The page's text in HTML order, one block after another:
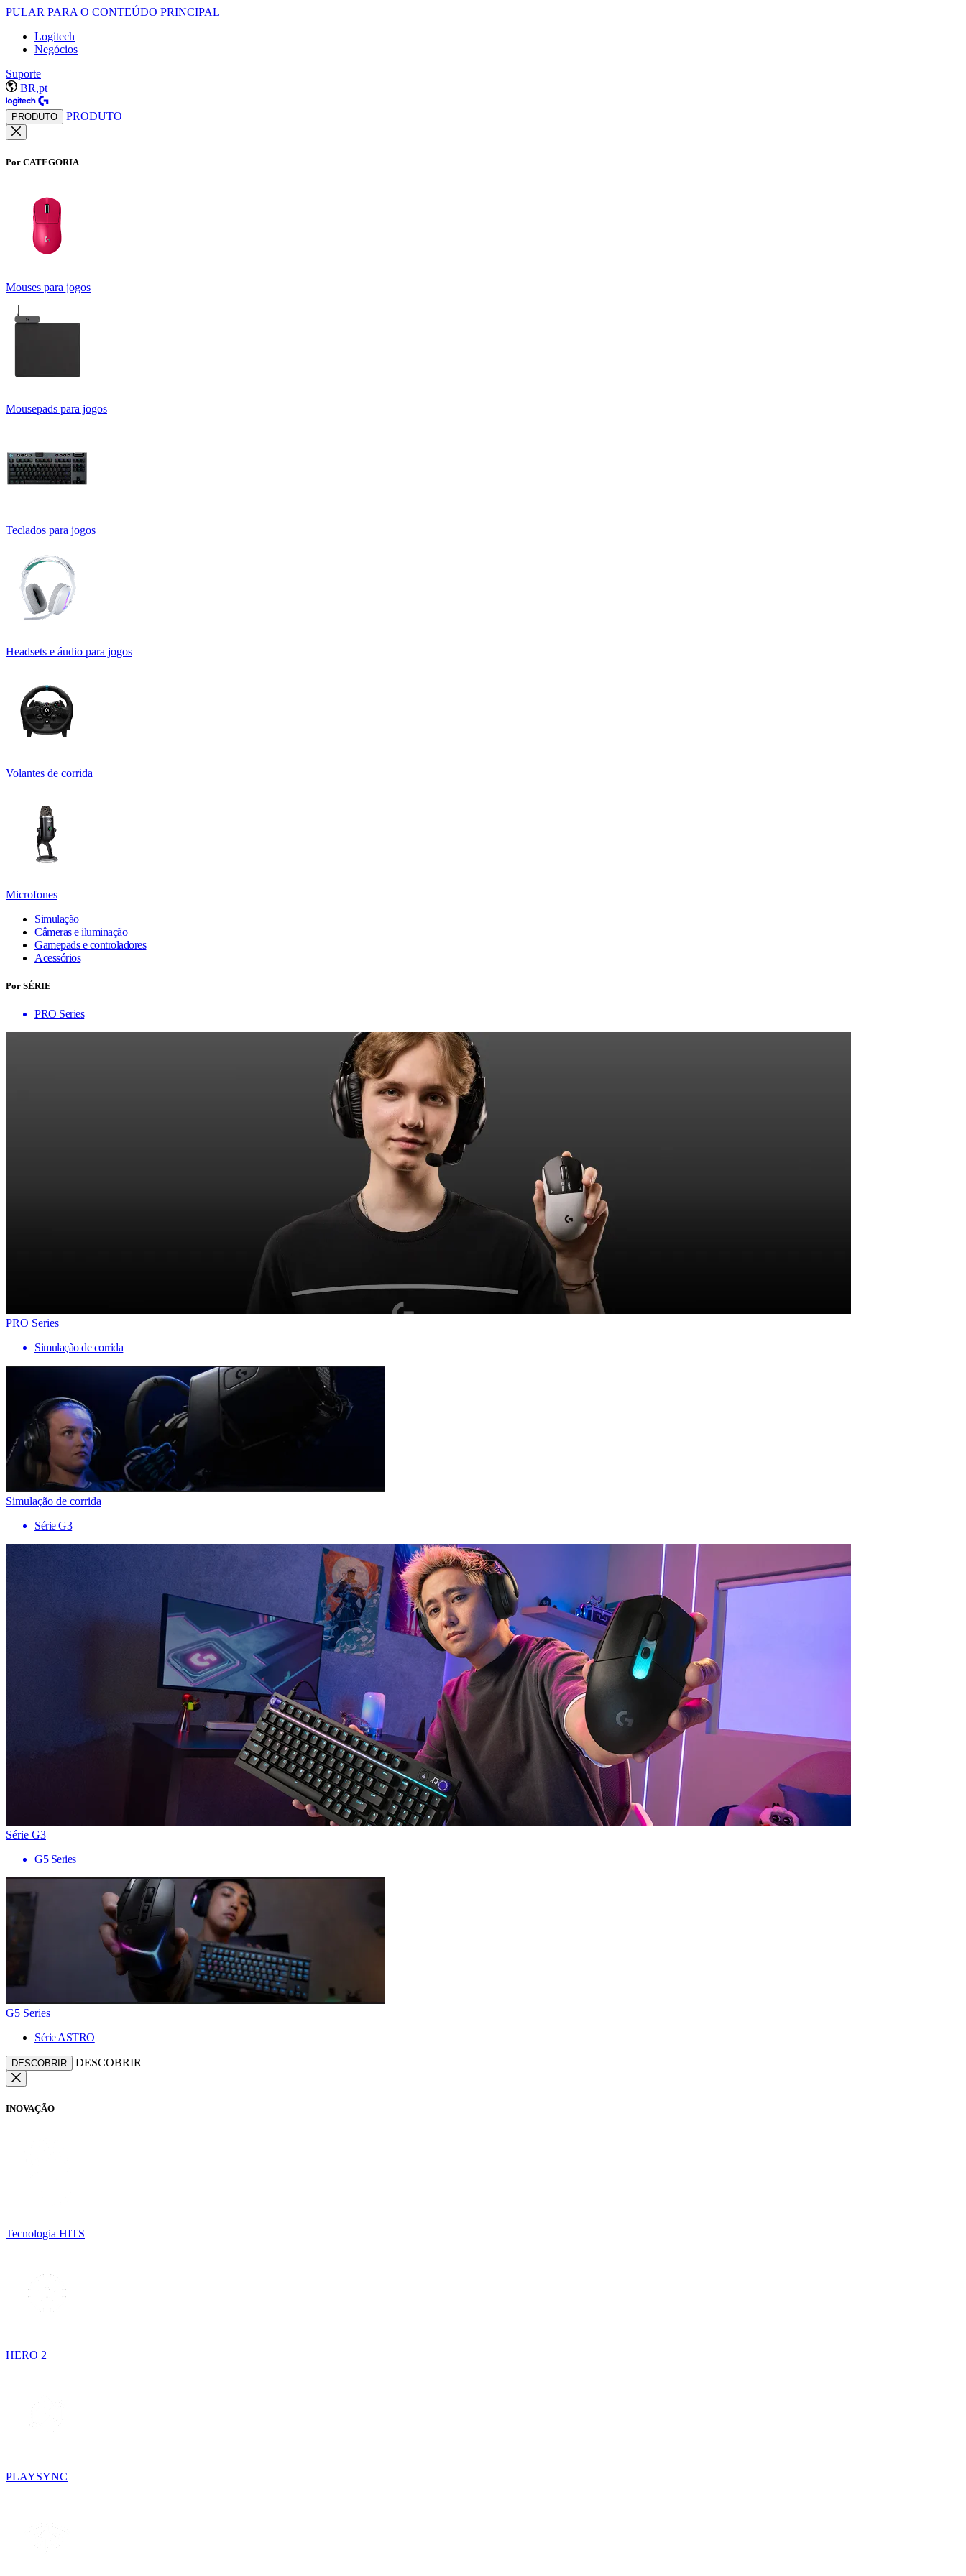
PULAR PARA O CONTEÚDO PRINCIPAL
Logitech
Negócios
Suporte
BR,pt
PRODUTO PRODUTO
Por CATEGORIA
Mouses para jogos
Mousepads para jogos
Teclados para jogos
Headsets e áudio para jogos
Volantes de corrida
Microfones
Simulação
Câmeras e iluminação
Gamepads e controladores
Acessórios
Por SÉRIE
PRO Series
PRO Series
Simulação de corrida
Simulação de corrida
Série G3
Série G3
G5 Series
G5 Series
Série ASTRO
DESCOBRIR DESCOBRIR
INOVAÇÃO
Tecnologia HITS
HERO 2
PLAYSYNC